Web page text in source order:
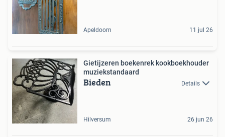
Apeldoorn 11 jul 26
Gietijzeren boekenrek kookboekhouder
muziekstandaard
Bieden Details
Hilversum 26 jun 26